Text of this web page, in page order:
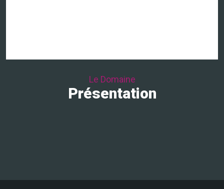
Le Domaine
Présentation